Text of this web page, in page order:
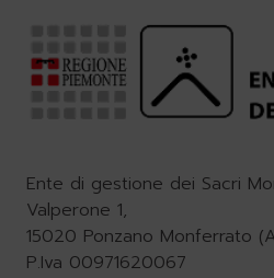
Ente di gestione dei Sacri
Valperone 1,
15020 Ponzano Monferrato
P.Iva 00971620067